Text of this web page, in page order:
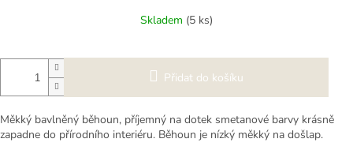
Skladem (5 ks)
Přidat do košíku
Měkký bavlněný běhoun, příjemný na dotek smetanové barvy krásně
zapadne do přírodního interiéru. Běhoun je nízký měkký na došlap.